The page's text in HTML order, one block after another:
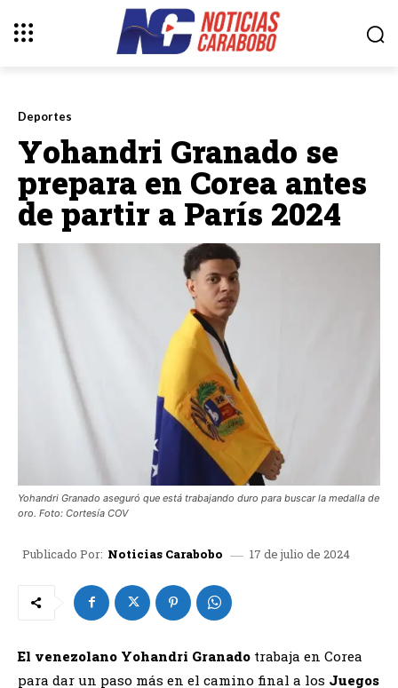
Deportes
Yohandri Granado se
prepara en Corea antes
de partir a París 2024
Yohandri Granado aseguró que está trabajando duro para buscar la medalla de
oro. Foto: Cortesía COV
Publicado Por: Noticias Carabobo 17 de julio de 2024
El venezolano Yohandri Granado trabaja en Corea
para dar un paso más en el camino final a los Juegos